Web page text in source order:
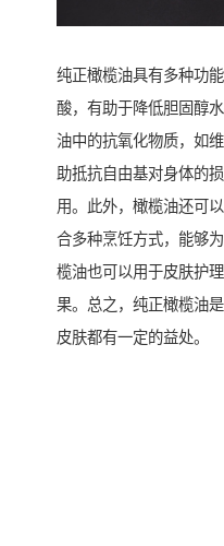
纯正橄榄油具有多种功
酸，有助于降低胆固醇
油中的抗氧化物质，如
助抵抗自由基对身体的
用。此外，橄榄油还可
合多种烹饪方式，能够
榄油也可以用于皮肤护
果。总之，纯正橄榄油
皮肤都有一定的益处。